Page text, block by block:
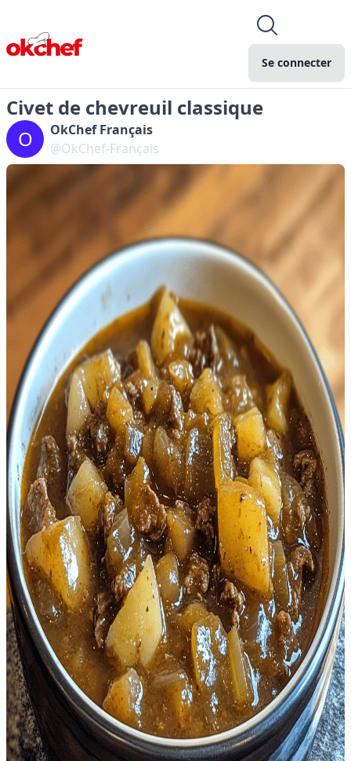
Se connecter
Civet de chevreuil classique
O
OkChef Français
@OkChef-Français